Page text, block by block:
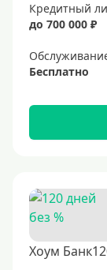
Кредитный
до 700 000 ₽
Бесплатно
Хоум